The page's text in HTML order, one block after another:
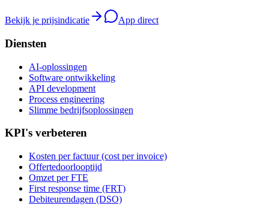
Bekijk je prijsindicatie App direct
Diensten
AI-oplossingen
Software ontwikkeling
API development
Process engineering
Slimme bedrijfsoplossingen
KPI's verbeteren
Kosten per factuur (cost per invoice)
Offertedoorlooptijd
Omzet per FTE
First response time (FRT)
Debiteurendagen (DSO)